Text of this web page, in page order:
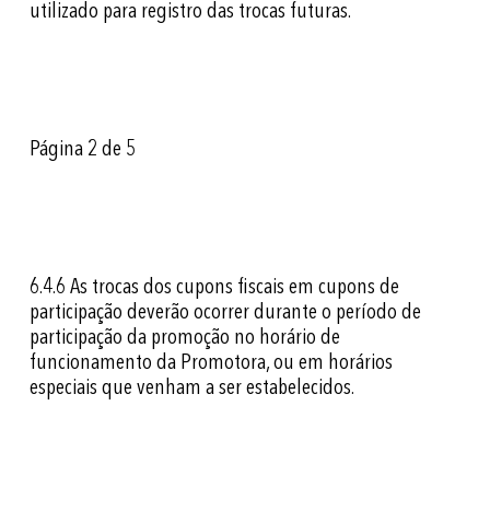
utilizado para registro das trocas futuras.
Página 2 de 5
6.4.6As trocas dos cupons fiscais em cupons de
participação deverão ocorrer durante o período de
participação da promoção no horário de
funcionamento da Promotora, ou em horários
especiais que venham a ser estabelecidos.